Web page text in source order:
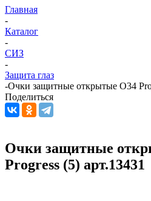
Главная
-
Каталог
-
СИЗ
-
Защита глаз
-Очки защитные открытые О34
Поделиться
Очки защитные
Progress (5) арт.13431